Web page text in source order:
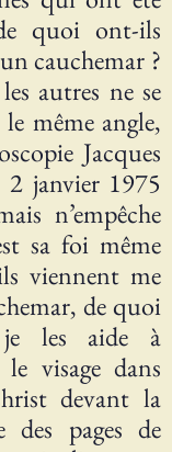
quoi ont-ils
cauchemar ?
autres ne se
même angle,
Jacques
janvier 1975
n’empêche
sa foi même
viennent me
de quoi
les aide à
visage dans
devant la
des pages de